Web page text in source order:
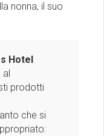
nonna, il suo
Hotel
al
prodotti
che si